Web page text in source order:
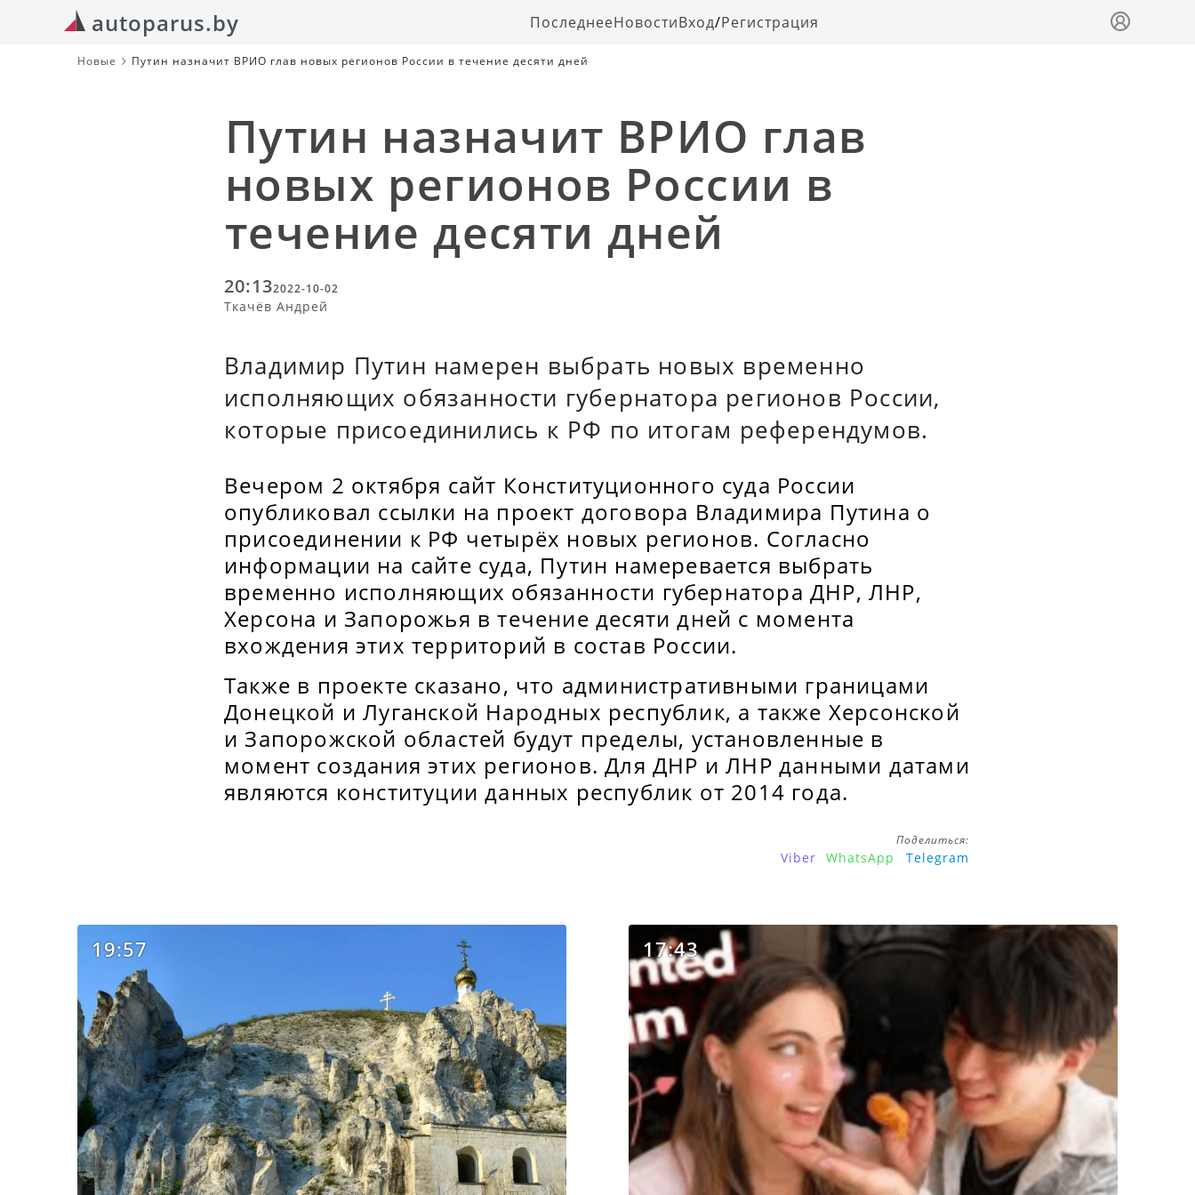
autoparus.by ПоследнееНовостиВход/Регистрация
Новые Путин назначит ВРИО глав новых регионов России в течение десяти дней
Путин назначит ВРИО глав
новых регионов России в
течение десяти дней
20:132022-10-02
Ткачёв Андрей
Владимир Путин намерен выбрать новых временно
исполняющих обязанности губернатора регионов России,
которые присоединились к РФ по итогам референдумов.
Вечером 2 октября сайт Конституционного суда России
опубликовал ссылки на проект договора Владимира Путина о
присоединении к РФ четырёх новых регионов. Согласно
информации на сайте суда, Путин намеревается выбрать
временно исполняющих обязанности губернатора ДНР, ЛНР,
Херсона и Запорожья в течение десяти дней с момента
вхождения этих территорий в состав России.
Также в проекте сказано, что административными границами
Донецкой и Луганской Народных республик, а также Херсонской
и Запорожской областей будут пределы, установленные в
момент создания этих регионов. Для ДНР и ЛНР данными датами
являются конституции данных республик от 2014 года.
Поделиться:
Viber WhatsApp Telegram
19:57 17:43